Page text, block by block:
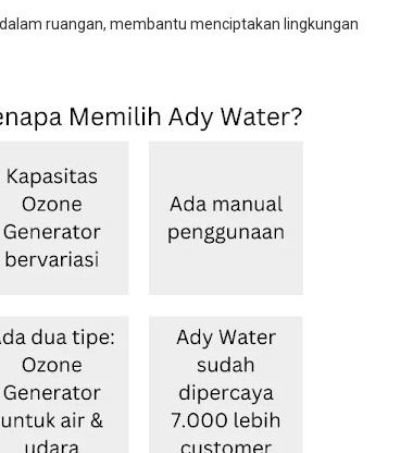
ruangan, membantu menciptakan lingkungan